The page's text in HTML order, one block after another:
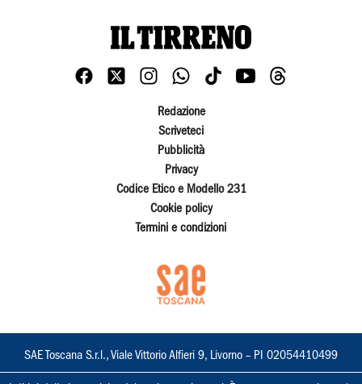
Redazione
Scriveteci
Pubblicità
Privacy
Codice Etico e Modello 231
Cookie policy
Termini e condizioni
SAE Toscana S.r.l., Viale Vittorio Alfieri 9, Livorno – PI 02054410499